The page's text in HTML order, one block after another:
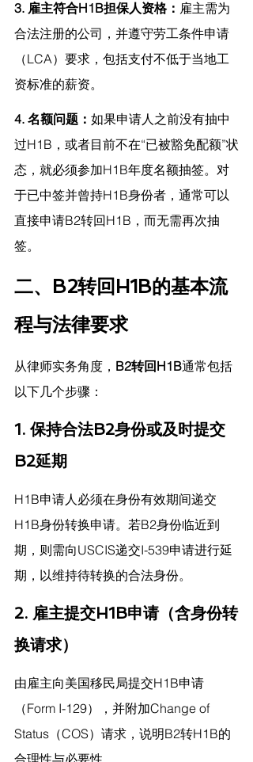
3. 雇主符合H1B担保人资格： 雇主需为
合法注册的公司，并遵守劳工条件申请
（LCA）要求，包括支付不低于当地工
资标准的薪资。
4. 名额问题： 如果申请人之前没有抽中
过H1B，或者目前不在“已被豁免配额”状
态，就必须参加H1B年度名额抽签。对
于已中签并曾持H1B身份者，通常可以
直接申请B2转回H1B，而无需再次抽
签。
二、B2转回H1B的基本流
程与法律要求
从律师实务角度， B2转回H1B通常包括
以下几个步骤：
1. 保持合法B2身份或及时提交
B2延期
H1B申请人必须在身份有效期间递交
H1B身份转换申请。若B2身份临近到
期，则需向USCIS递交I-539申请进行延
期，以维持待转换的合法身份。
2. 雇主提交H1B申请（含身份转
换请求）
由雇主向美国移民局提交H1B申请
（Form I-129），并附加Change of
Status（COS）请求，说明B2转H1B的
合理性与必要性。